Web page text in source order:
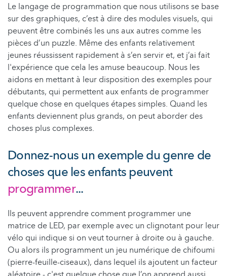
Le langage de programmation que nous utilisons se base
sur des graphiques, c’est à dire des modules visuels, qui
peuvent être combinés les uns aux autres comme les
pièces d’un puzzle. Même des enfants relativement
jeunes réussissent rapidement à s’en servir et, et j’ai fait
l'expérience que cela les amuse beaucoup. Nous les
aidons en mettant à leur disposition des exemples pour
débutants, qui permettent aux enfants de programmer
quelque chose en quelques étapes simples. Quand les
enfants deviennent plus grands, on peut aborder des
choses plus complexes.
Donnez-nous un exemple du genre de
choses que les enfants peuvent
programmer...
Ils peuvent apprendre comment programmer une
matrice de LED, par exemple avec un clignotant pour leur
vélo qui indique si on veut tourner à droite ou à gauche.
Ou alors ils programment un jeu numérique de chifoumi
(pierre-feuille-ciseaux), dans lequel ils ajoutent un facteur